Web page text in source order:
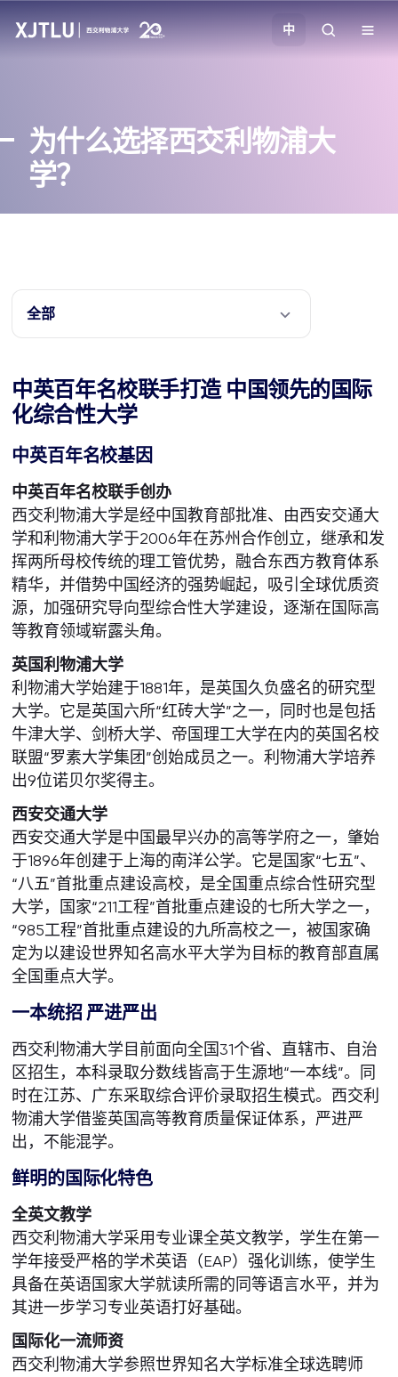
招生
校园生活
中
为什么选择西交利物浦大
学？
全部
中英百年名校联手打造 中国领先的国际
化综合性大学
中英百年名校基因
中英百年名校联手创办
西交利物浦大学是经中国教育部批准、由西安交通大
学和利物浦大学于2006年在苏州合作创立，继承和发
挥两所母校传统的理工管优势，融合东西方教育体系
精华，并借势中国经济的强势崛起，吸引全球优质资
源，加强研究导向型综合性大学建设，逐渐在国际高
等教育领域崭露头角。
英国利物浦大学
利物浦大学始建于1881年，是英国久负盛名的研究型
大学。它是英国六所“红砖大学”之一，同时也是包括
牛津大学、剑桥大学、帝国理工大学在内的英国名校
联盟“罗素大学集团”创始成员之一。利物浦大学培养
出9位诺贝尔奖得主。
西安交通大学
西安交通大学是中国最早兴办的高等学府之一，肇始
于1896年创建于上海的南洋公学。它是国家“七五”、
“八五”首批重点建设高校，是全国重点综合性研究型
大学，国家“211工程”首批重点建设的七所大学之一，
“985工程”首批重点建设的九所高校之一，被国家确
定为以建设世界知名高水平大学为目标的教育部直属
全国重点大学。
一本统招 严进严出
西交利物浦大学目前面向全国31个省、直辖市、自治
区招生，本科录取分数线皆高于生源地“一本线”。同
时在江苏、广东采取综合评价录取招生模式。西交利
物浦大学借鉴英国高等教育质量保证体系，严进严
出，不能混学。
鲜明的国际化特色
全英文教学
西交利物浦大学采用专业课全英文教学，学生在第一
学年接受严格的学术英语（EAP）强化训练，使学生
具备在英语国家大学就读所需的同等语言水平，并为
其进一步学习专业英语打好基础。
国际化一流师资
西交利物浦大学参照世界知名大学标准全球选聘师